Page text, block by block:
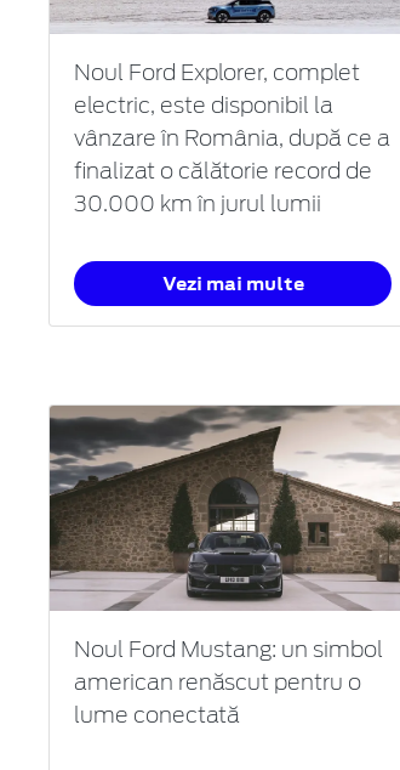
Noul Ford Explorer, complet
electric, este disponibil la
vânzare în România, după ce a
finalizat o călătorie record de
30.000 km în jurul lumii
Vezi mai multe
Noul Ford Mustang: un simbol
american renăscut pentru o
lume conectată